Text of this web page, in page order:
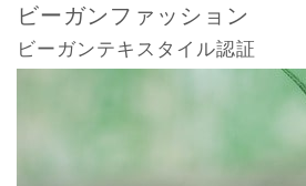
ビーガンファッション
ビーガンテキスタイル認証